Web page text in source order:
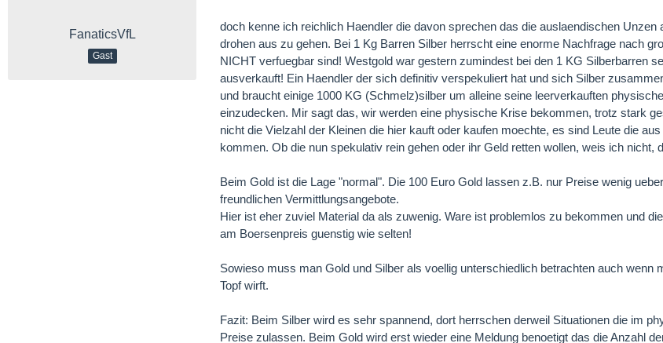
FanaticsVfL
Gast
doch kenne ich reichlich Haendler die davon sprechen das die auslaendischen Unzen
drohen aus zu gehen. Bei 1 Kg Barren Silber herrscht eine enorme Nachfrage nach
NICHT verfuegbar sind! Westgold war gestern zumindest bei den 1 KG Silberbarren
ausverkauft! Ein Haendler der sich definitiv verspekuliert hat und sich Silber
und braucht einige 1000 KG (Schmelz)silber um alleine seine leerverkauften
einzudecken. Mir sagt das, wir werden eine physische Krise bekommen, trotz stark
nicht die Vielzahl der Kleinen die hier kauft oder kaufen moechte, es sind Leute die
kommen. Ob die nun spekulativ rein gehen oder ihr Geld retten wollen, weis ich nicht,
Beim Gold ist die Lage "normal". Die 100 Euro Gold lassen z.B. nur Preise wenig
freundlichen Vermittlungsangebote.
Hier ist eher zuviel Material da als zuwenig. Ware ist problemlos zu bekommen und
am Boersenpreis guenstig wie selten!
Sowieso muss man Gold und Silber als voellig unterschiedlich betrachten auch wenn
Topf wirft.
Fazit: Beim Silber wird es sehr spannend, dort herrschen derweil Situationen die im
Preise zulassen. Beim Gold wird erst wieder eine Meldung benoetigt das die Anzahl